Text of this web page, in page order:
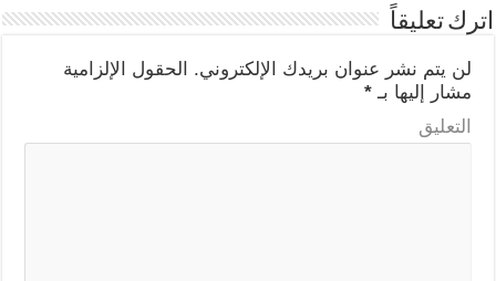
اترك تعليقاً
لن يتم نشر عنوان بريدك الإلكتروني. الحقول الإلزامية
مشار إليها بـ*
التعليق